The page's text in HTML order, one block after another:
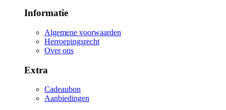
Informatie
Algemene voorwaarden
Herroepingsrecht
Over ons
Extra
Cadeaubon
Aanbiedingen